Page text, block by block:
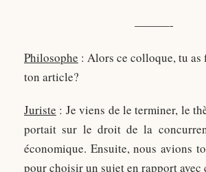
———-
Philosophe : Alors ce colloque, tu
ton article?
Juriste : Je viens de le terminer, le
portait sur le droit de la
économique. Ensuite, nous avions
pour choisir un sujet en rapport avec